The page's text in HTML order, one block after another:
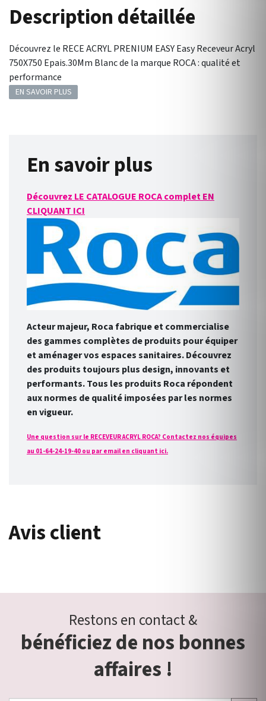
Description détaillée
Découvrez le RECE ACRYL PRENIUM EASY Easy Receveur Acryl
750X750 Epais.30Mm Blanc de la marque ROCA : qualité et
performance
EN SAVOIR PLUS
En savoir plus
Découvrez LE CATALOGUE ROCA complet EN
CLIQUANT ICI
Acteur majeur, Roca fabrique et commercialise
des gammes complètes de produits pour équiper
et aménager vos espaces sanitaires. Découvrez
des produits toujours plus design, innovants et
performants. Tous les produits Roca répondent
aux normes de qualité imposées par les normes
en vigueur.
Une question sur le RECEVEUR ACRYL ROCA? Contactez nos équipes
au 01-64-24-19-40 ou par email en cliquant ici.
Avis client
Restons en contact &
bénéficiez de nos bonnes
affaires !